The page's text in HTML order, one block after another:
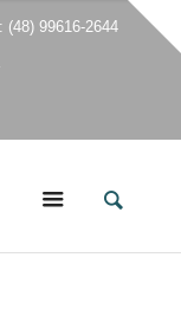
(48) 99616-2644